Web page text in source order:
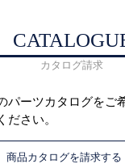
カタログ請求
パーツカタログをご
ださい。
商品カタログを請求する